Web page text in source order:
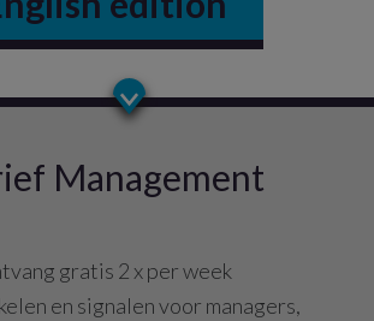
Management
gratis 2 x per week
en signalen voor managers,